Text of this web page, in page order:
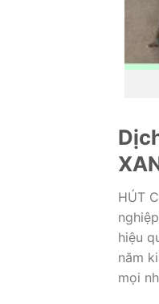
HÚT
hiệu
năm
mọi